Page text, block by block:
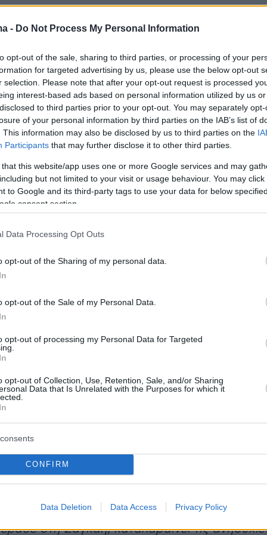
- Do Not Process My Personal Information
opt-out of the sale, sharing to third parties, or processing of your
for targeted advertising by us, please use the below opt-out
selection. Please note that after your opt-out request is processed
interest-based ads based on personal information utilized by us
to third parties prior to your opt-out. You may separately
of your personal information by third parties on the IAB’s list of
This information may also be disclosed by us to third parties on the
Participants that may further disclose it to other third parties.
that this website/app uses one or more Google services and may
but not limited to your visit or usage behaviour. You may
to Google and its third-party tags to use your data for below
consent section.
Data Processing Opt Outs
opt-out of the Sharing of my personal data.
opt-out of the Sale of my Personal Data.
opt-out of processing my Personal Data for Targeted
opt-out of Collection, Use, Retention, Sale, and/or Sharing
Data that Is Unrelated with the Purposes for which it
CONFIRM
Data Deletion Data Access Privacy Policy
κατά 10%, ένα μέτρο που θα πλήξει
που η οικονομία της αγωνίζεται να βρει
ο εκλεγμένος πρόεδρος των ΗΠΑ έκανε μια
συμφιλιωτική προσκαλώντας τον Κινέζο
στη σημερινή ορκωμοσία του. Ο Σι
στη θέση του, μια χειρονομία καλής
ότι η Κίνα είχε εκπροσωπηθεί μόνο από τον
στις δύο προηγούμενες ορκωμοσίες
ΗΠΑ.
τους χθες, Κυριακή, ο Χαν είπε στον Μασκ,
από τον Τραμπ επικεφαλής μια υπηρεσίας
άλλες εταιρίες των ΗΠΑ είναι
για να μοιραστούν τα οφέλη της ανάπτυξης
αντιπροέδρου με αμερικανικές
προεδρία του διευθύνοντος συμβούλου της
Σουμπραμανιάν από αμερικανικής πλευράς,
τους επικεφαλής οκτώ αμερικανικών
από τομείς όπως η τεχνολογία, οι τράπεζες
βρισκόταν στην αίθουσα, ο οποίος
η συνάντηση υπερέβη τον χρόνο που της
ήταν πολύ εγκάρδια.
θεωρείται ένας άνθρωπος που, λόγω του
στη Σαγκάη, καταλαβαίνει τις